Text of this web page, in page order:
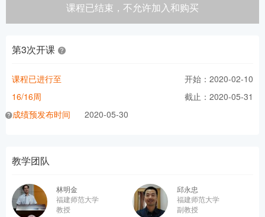
课程已结束，不允许加入和购买
第3次开课
开始：2020-02-10
截止：2020-05-31
课程已进行至
16/16周
成绩预发布时间
2020-05-30
教学团队
林明金
福建师范大学
教授
邱永忠
福建师范大学
副教授